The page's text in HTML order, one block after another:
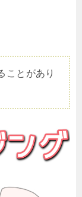
ことがあり